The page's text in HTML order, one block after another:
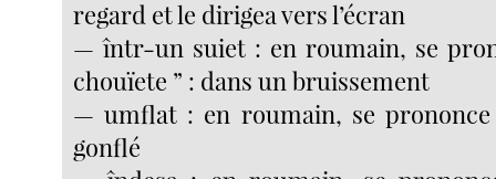
regard et le dirigea vers l’écran
— într-un suiet : en roumain, se
chouïete ” : dans un bruissement
— umflat : en roumain, se prononce
gonflé